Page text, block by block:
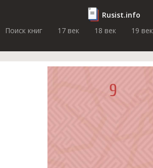
Rusist.info
Поиск книг
17 век 18 век 19 век